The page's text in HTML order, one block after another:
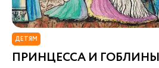
ДЕТЯМ
ПРИНЦЕССА И ГОБЛИНЫ